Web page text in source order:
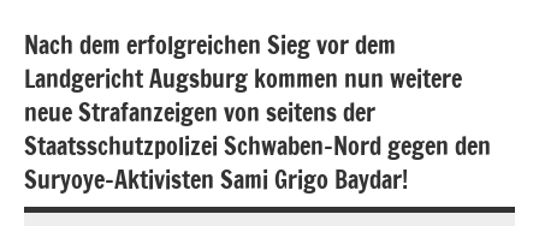
Nach dem erfolgreichen Sieg vor dem
Landgericht Augsburg kommen nun weitere
neue Strafanzeigen von seitens der
Staatsschutzpolizei Schwaben-Nord gegen den
Suryoye-Aktivisten Sami Grigo Baydar!